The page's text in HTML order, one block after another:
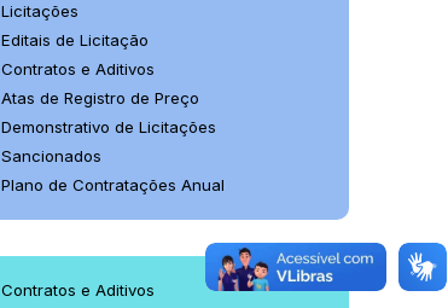
Licitações
Editais de Licitação
Contratos e Aditivos
Atas de Registro de Preço
Demonstrativo de Licitações
Sancionados
Plano de Contratações Anual
Contratos e Aditivos